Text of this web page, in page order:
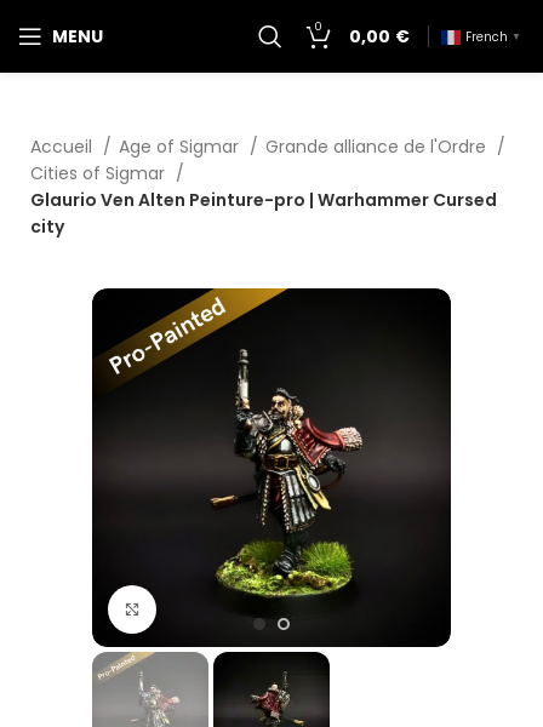
MENU 0 0,00 € French ▼
Accueil Age of Sigmar
Grande alliance de l'Ordre
Cities of Sigmar
Glaurio Ven Alten Peinture-pro | Warhammer Cursed
city